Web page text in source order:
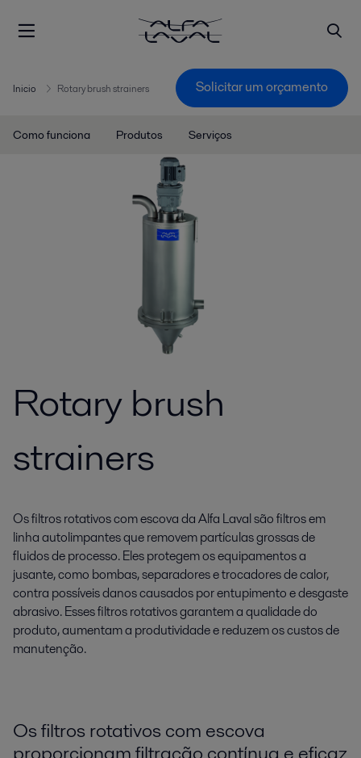
Inicio Rotary brush strainers Solicitar um orçamento
Como funciona Produtos Serviços
Rotary brush
strainers
Os filtros rotativos com escova da Alfa Laval são filtros em
linha autolimpantes que removem partículas grossas de
fluidos de processo. Eles protegem os equipamentos a
jusante, como bombas, separadores e trocadores de calor,
contra possíveis danos causados por entupimento e desgaste
abrasivo. Esses filtros rotativos garantem a qualidade do
produto, aumentam a produtividade e reduzem os custos de
manutenção.
Os filtros rotativos com escova